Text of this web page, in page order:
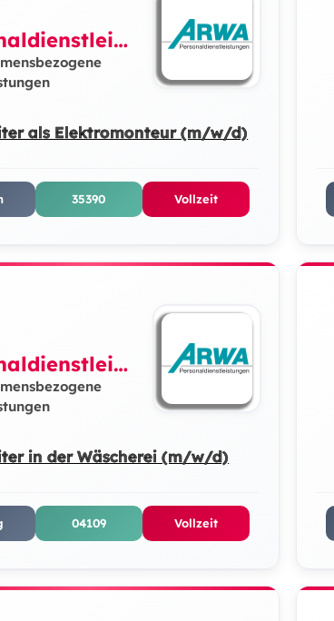
GmbH
als Elektromonteur (m/w/d)
35390 Vollzeit
GmbH
in der Wäscherei (m/w/d)
04109 Vollzeit